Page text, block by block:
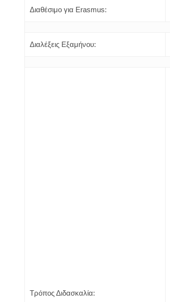
Διαθέσιμο για Erasmus:
Διαλέξεις Εξαμήνου:
Τρόπος Διδασκαλία: